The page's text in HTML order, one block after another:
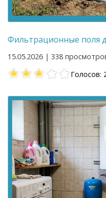
Фильтрационные поля
15.05.2026 | 338
Голосов: